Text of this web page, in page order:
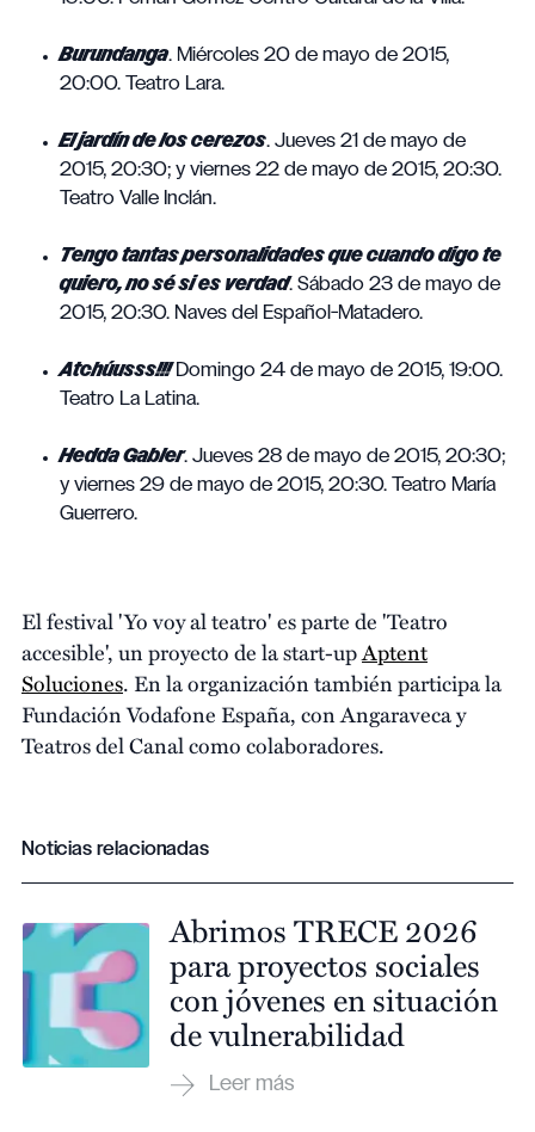
Burundanga. Miércoles 20 de mayo de 2015,
20:00. Teatro Lara.
El jardín de los cerezos. Jueves 21 de mayo de
2015, 20:30; y viernes 22 de mayo de 2015, 20:30.
Teatro Valle Inclán.
Tengo tantas personalidades que cuando digo te
quiero, no sé si es verdad. Sábado 23 de mayo de
2015, 20:30. Naves del Español-Matadero.
Atchúusss!!!Domingo 24 de mayo de 2015, 19:00.
Teatro La Latina.
Hedda Gabler. Jueves 28 de mayo de 2015, 20:30;
y viernes 29 de mayo de 2015, 20:30. Teatro María
Guerrero.
El festival 'Yo voy al teatro' es parte de 'Teatro
accesible', un proyecto de la start-upAptent
Soluciones. En la organización también participa la
Fundación Vodafone España, con Angaraveca y
Teatros del Canal como colaboradores.
Noticias relacionadas
Abrimos TRECE 2026
para proyectos sociales
con jóvenes en situación
de vulnerabilidad